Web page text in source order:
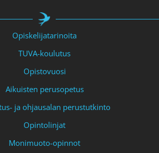
Opiskelijatarinoita
TUVA-koulutus
Opistovuosi
Aikuisten perusopetus
ja ohjausalan perustutkinto
Opintolinjat
Monimuoto-opinnot